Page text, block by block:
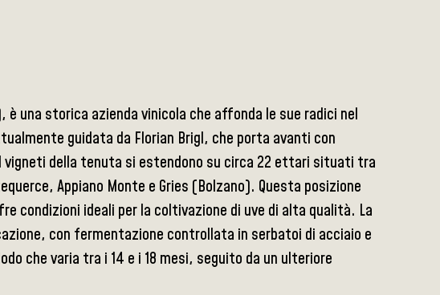
una storica azienda vinicola che affonda le sue radici nel
guidata da Florian Brigl, che porta avanti con
della tenuta si estendono su circa 22 ettari situati tra
Appiano Monte e Gries (Bolzano). Questa posizione
condizioni ideali per la coltivazione di uve di alta qualità. La
con fermentazione controllata in serbatoi di acciaio e
che varia tra i 14 e i 18 mesi, seguito da un ulteriore